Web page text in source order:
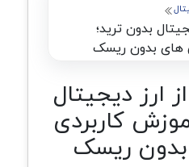
بدون ترید؛
های بدون ریسک
ارز دیجیتال
کاربردی
ریسک